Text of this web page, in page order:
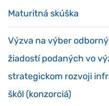
Maturitná skúška
Výzva na výber
žiadostí podaných vo
strategickom rozvoji
škôl (konzorciá)